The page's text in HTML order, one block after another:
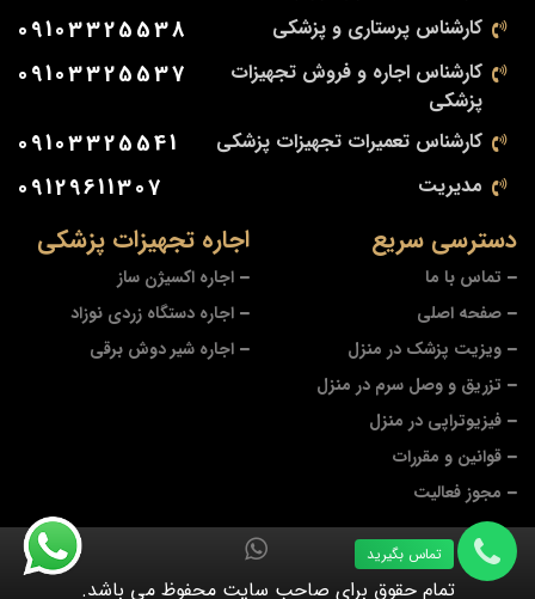
اجاره تجهیزات پزشکی
اجاره اکسیژن ساز
اجاره دستگاه زردی نوزاد
اجاره شیر دوش برقی
دسترسی سریع
تماس با ما
صفحه اصلی
ویزیت پزشک در منزل
تزریق و وصل سرم در منزل
فیزیوتراپی در منزل
قوانین و مقررات
مجوز فعالیت
کارشناس پرستاری و پزشکی 09103325538
کارشناس اجاره و فروش تجهیزات
پزشکی
09103325537
کارشناس تعمیرات تجهیزات پزشکی 09103325541
مدیریت 09129611307
تمام حقوق برای صاحب سایت محفوظ می باشد.
تماس بگیرید